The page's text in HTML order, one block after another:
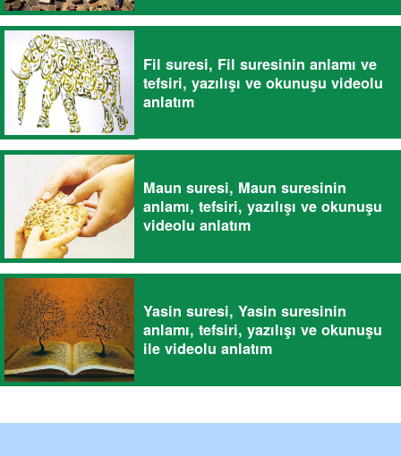
Fil suresi, Fil suresinin anlamı ve
tefsiri, yazılışı ve okunuşu videolu
anlatım
Maun suresi, Maun suresinin
anlamı, tefsiri, yazılışı ve okunuşu
videolu anlatım
Yasin suresi, Yasin suresinin
anlamı, tefsiri, yazılışı ve okunuşu
ile videolu anlatım